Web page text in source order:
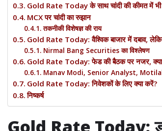
Gold Rate Today के साथ चांदी की कीमत में भी
MCX पर चांदी का रुझान
तकनीकी विशेषज्ञ की राय
Gold Rate Today: वैश्विक बाजार में दबाव,
Nirmal Bang Securities का विश्लेषण
Gold Rate Today: फेड की बैठक पर नजर, क्या
Manav Modi, Senior Analyst,
Gold Rate Today: निवेशकों के लिए क्या करें?
निष्कर्ष